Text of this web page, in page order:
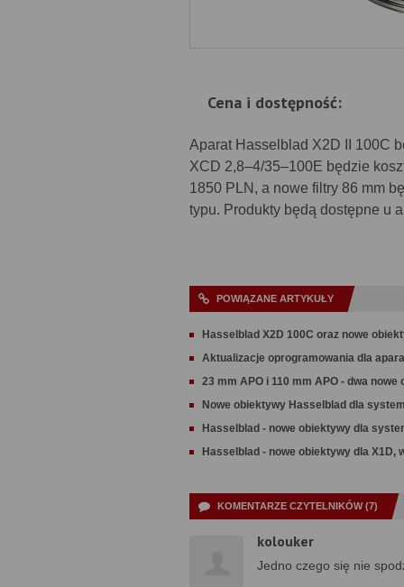
Cena i dostępność:
Aparat Hasselblad X2D II 100C
XCD 2,8–4/35–100E będzie
1850 PLN, a nowe filtry 86 mm
typu. Produkty będą dostępne u
POWIĄZANE ARTYKUŁY
Hasselblad X2D 100C oraz nowe
Aktualizacje oprogramowania dla
23 mm APO i 110 mm APO - dwa
Nowe obiektywy Hasselblad dla
Hasselblad - nowe obiektywy dla
Hasselblad - nowe obiektywy dla X1D,
KOMENTARZE CZYTELNIKÓW (7)
kolouker
Jedno czego się nie